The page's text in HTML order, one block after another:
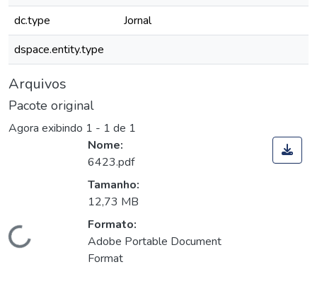
dc.type
Jornal
dspace.entity.type
Arquivos
Pacote original
Agora exibindo 1 - 1 de 1
Carregando...
Nome:
6423.pdf
Tamanho:
12,73 MB
Formato:
Adobe Portable Document
Format